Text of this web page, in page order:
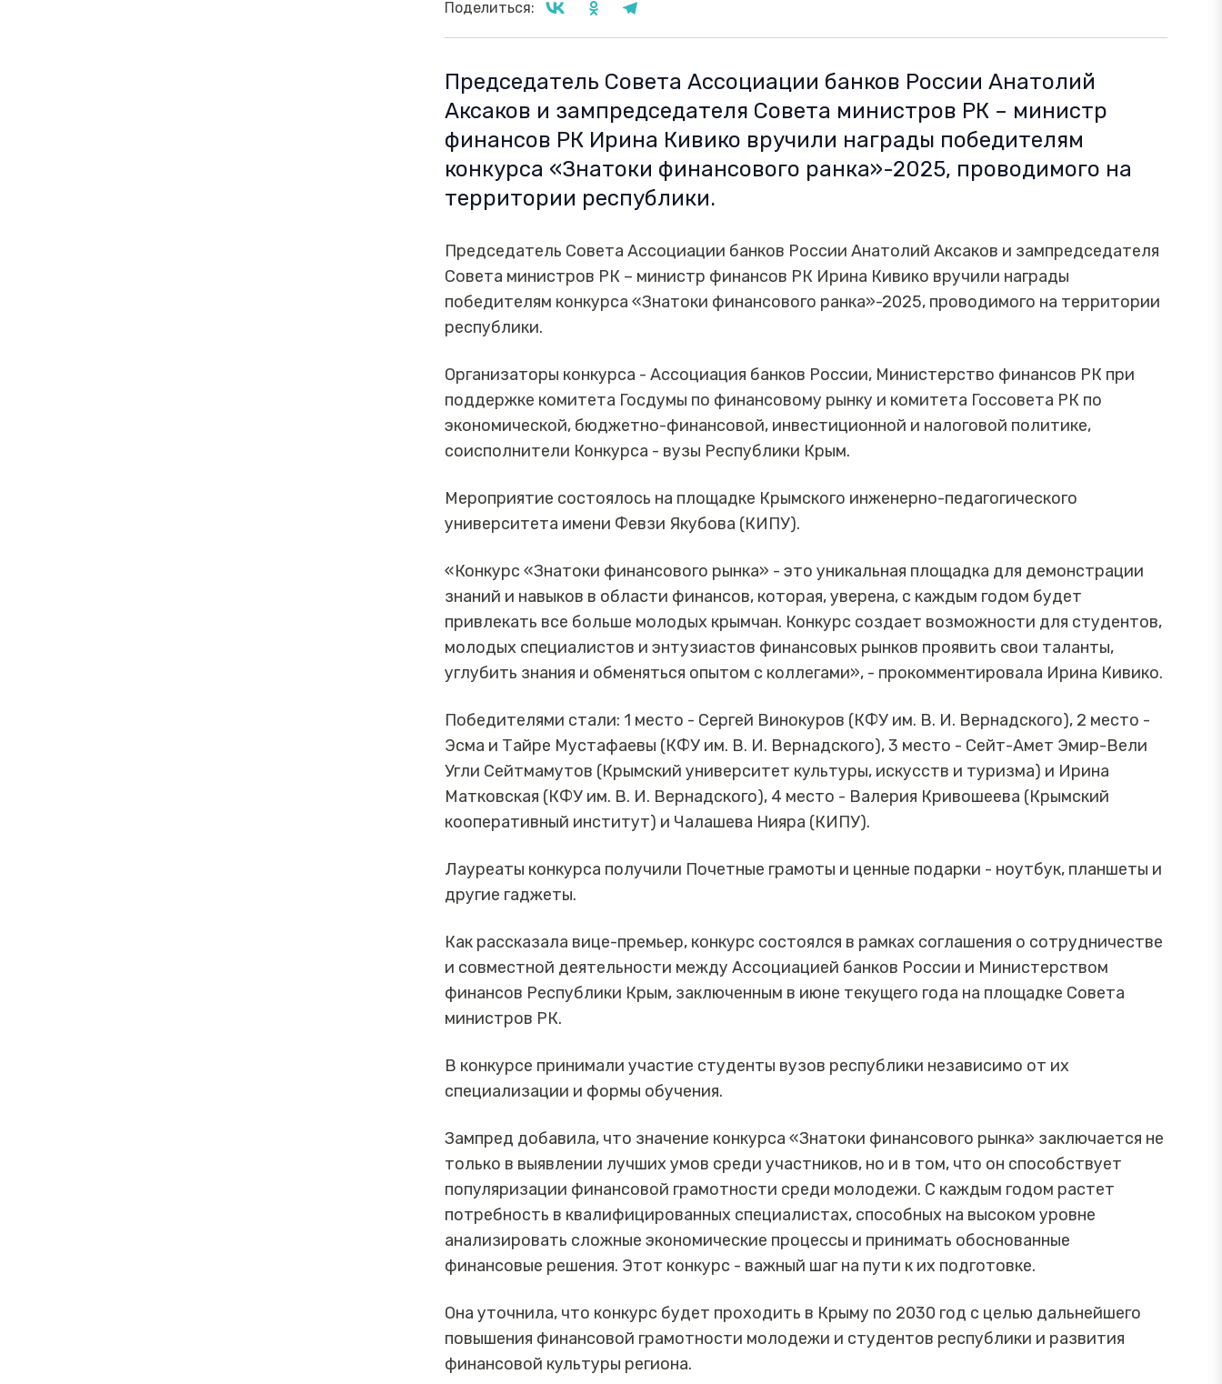
Поделиться:
Председатель Совета Ассоциации банков России Анатолий
Аксаков и зампредседателя Совета министров РК – министр
финансов РК Ирина Кивико вручили награды победителям
конкурса «Знатоки финансового ранка»-2025, проводимого на
территории республики.
Председатель Совета Ассоциации банков России Анатолий Аксаков и зампредседателя
Совета министров РК – министр финансов РК Ирина Кивико вручили награды
победителям конкурса «Знатоки финансового ранка»-2025, проводимого на территории
республики.
Организаторы конкурса - Ассоциация банков России, Министерство финансов РК при
поддержке комитета Госдумы по финансовому рынку и комитета Госсовета РК по
экономической, бюджетно-финансовой, инвестиционной и налоговой политике,
соисполнители Конкурса - вузы Республики Крым.
Мероприятие состоялось на площадке Крымского инженерно-педагогического
университета имени Февзи Якубова (КИПУ).
«Конкурс «Знатоки финансового рынка» - это уникальная площадка для демонстрации
знаний и навыков в области финансов, которая, уверена, с каждым годом будет
привлекать все больше молодых крымчан. Конкурс создает возможности для студентов,
молодых специалистов и энтузиастов финансовых рынков проявить свои таланты,
углубить знания и обменяться опытом с коллегами», - прокомментировала Ирина Кивико.
Победителями стали: 1 место - Сергей Винокуров (КФУ им. В. И. Вернадского), 2 место -
Эсма и Тайре Мустафаевы (КФУ им. В. И. Вернадского), 3 место - Сейт-Амет Эмир-Вели
Угли Сейтмамутов (Крымский университет культуры, искусств и туризма) и Ирина
Матковская (КФУ им. В. И. Вернадского), 4 место - Валерия Кривошеева (Крымский
кооперативный институт) и Чалашева Нияра (КИПУ).
Лауреаты конкурса получили Почетные грамоты и ценные подарки - ноутбук, планшеты и
другие гаджеты.
Как рассказала вице-премьер, конкурс состоялся в рамках соглашения о сотрудничестве
и совместной деятельности между Ассоциацией банков России и Министерством
финансов Республики Крым, заключенным в июне текущего года на площадке Совета
министров РК.
В конкурсе принимали участие студенты вузов республики независимо от их
специализации и формы обучения.
Зампред добавила, что значение конкурса «Знатоки финансового рынка» заключается не
только в выявлении лучших умов среди участников, но и в том, что он способствует
популяризации финансовой грамотности среди молодежи. С каждым годом растет
потребность в квалифицированных специалистах, способных на высоком уровне
анализировать сложные экономические процессы и принимать обоснованные
финансовые решения. Этот конкурс - важный шаг на пути к их подготовке.
Она уточнила, что конкурс будет проходить в Крыму по 2030 год с целью дальнейшего
повышения финансовой грамотности молодежи и студентов республики и развития
финансовой культуры региона.